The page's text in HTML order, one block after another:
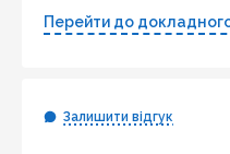
Перейти до
Залишити відгук